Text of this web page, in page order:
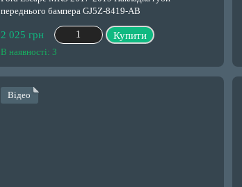
переднього бампера GJ5Z-8419-AB
2 025 грн Купити
В наявності: 3
Відео